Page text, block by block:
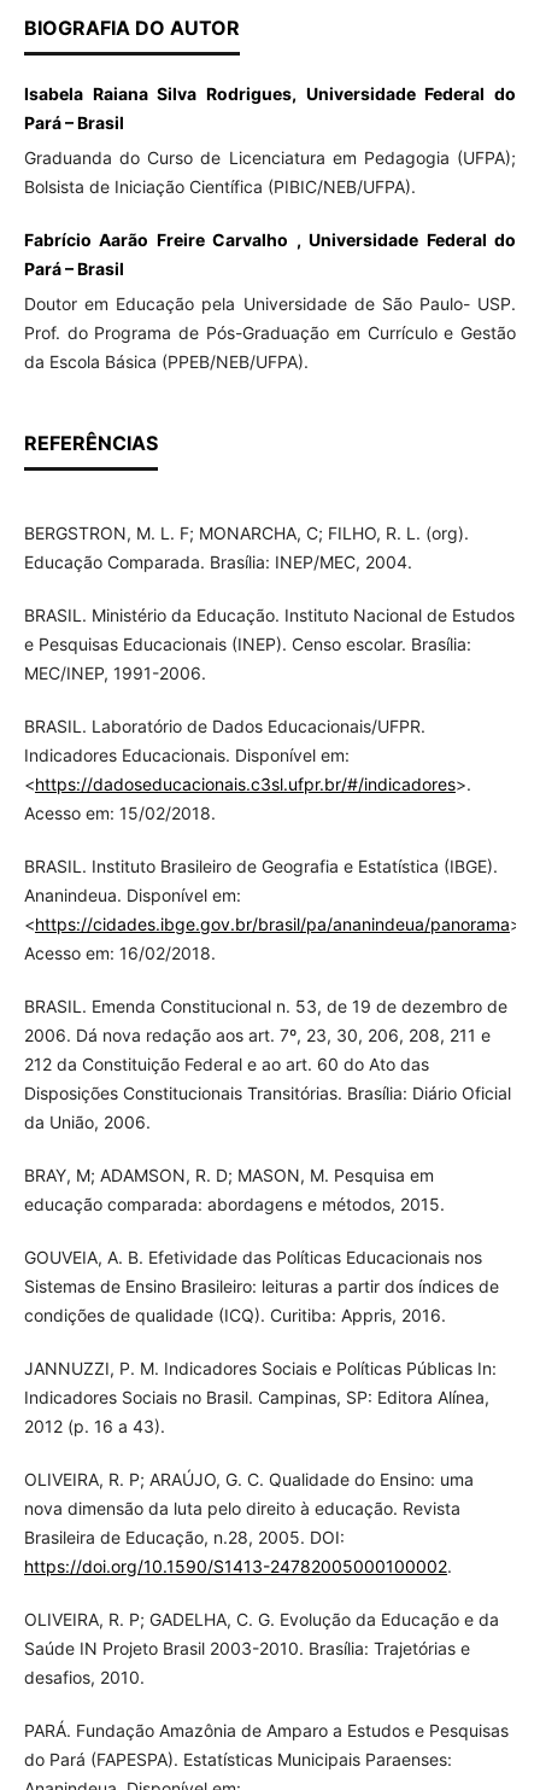
BIOGRAFIA DO AUTOR
Isabela Raiana Silva Rodrigues, Universidade Federal do
Pará – Brasil
Graduanda do Curso de Licenciatura em Pedagogia (UFPA);
Bolsista de Iniciação Científica (PIBIC/NEB/UFPA).
Fabrício Aarão Freire Carvalho , Universidade Federal do
Pará – Brasil
Doutor em Educação pela Universidade de São Paulo- USP.
Prof. do Programa de Pós-Graduação em Currículo e Gestão
da Escola Básica (PPEB/NEB/UFPA).
REFERÊNCIAS
BERGSTRON, M. L. F; MONARCHA, C; FILHO, R. L. (org).
Educação Comparada. Brasília: INEP/MEC, 2004.
BRASIL. Ministério da Educação. Instituto Nacional de Estudos
e Pesquisas Educacionais (INEP). Censo escolar. Brasília:
MEC/INEP, 1991-2006.
BRASIL. Laboratório de Dados Educacionais/UFPR.
Indicadores Educacionais. Disponível em:
<https://dadoseducacionais.c3sl.ufpr.br/#/indicadores>.
Acesso em: 15/02/2018.
BRASIL. Instituto Brasileiro de Geografia e Estatística (IBGE).
Ananindeua. Disponível em:
<https://cidades.ibge.gov.br/brasil/pa/ananindeua/panorama>.
Acesso em: 16/02/2018.
BRASIL. Emenda Constitucional n. 53, de 19 de dezembro de
2006. Dá nova redação aos art. 7º, 23, 30, 206, 208, 211 e
212 da Constituição Federal e ao art. 60 do Ato das
Disposições Constitucionais Transitórias. Brasília: Diário Oficial
da União, 2006.
BRAY, M; ADAMSON, R. D; MASON, M. Pesquisa em
educação comparada: abordagens e métodos, 2015.
GOUVEIA, A. B. Efetividade das Políticas Educacionais nos
Sistemas de Ensino Brasileiro: leituras a partir dos índices de
condições de qualidade (ICQ). Curitiba: Appris, 2016.
JANNUZZI, P. M. Indicadores Sociais e Políticas Públicas In:
Indicadores Sociais no Brasil. Campinas, SP: Editora Alínea,
2012 (p. 16 a 43).
OLIVEIRA, R. P; ARAÚJO, G. C. Qualidade do Ensino: uma
nova dimensão da luta pelo direito à educação. Revista
Brasileira de Educação, n.28, 2005. DOI:
https://doi.org/10.1590/S1413-24782005000100002.
OLIVEIRA, R. P; GADELHA, C. G. Evolução da Educação e da
Saúde IN Projeto Brasil 2003-2010. Brasília: Trajetórias e
desafios, 2010.
PARÁ. Fundação Amazônia de Amparo a Estudos e Pesquisas
do Pará (FAPESPA). Estatísticas Municipais Paraenses: